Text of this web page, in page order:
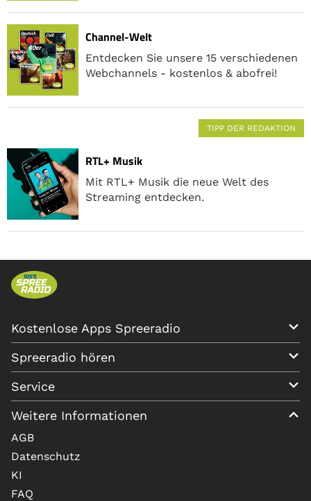
Channel-Welt
Entdecken Sie unsere 15 verschiedenen
Webchannels - kostenlos & abofrei!
TIPP DER REDAKTION
RTL+ Musik
Mit RTL+ Musik die neue Welt des
Streaming entdecken.
Kostenlose Apps Spreeradio
Spreeradio hören
Service
Weitere Informationen
AGB
Datenschutz
KI
FAQ